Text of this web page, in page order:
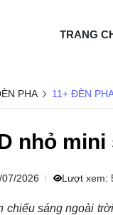
TRANG
PHA 11+ ĐÈN
nhỏ
07/2026 Lượt xem:
chiếu sáng ngoài